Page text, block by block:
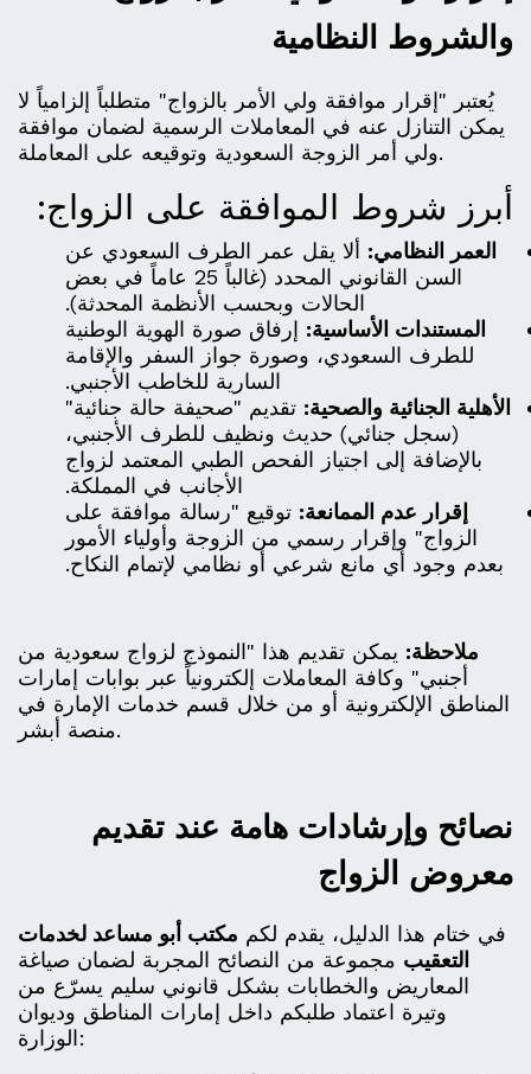
والشروط النظامية
يُعتبر "إقرار موافقة ولي الأمر بالزواج" متطلباً إلزامياً لا
يمكن التنازل عنه في المعاملات الرسمية لضمان موافقة
ولي أمر الزوجة السعودية وتوقيعه على المعاملة.
أبرز شروط الموافقة على الزواج:
العمر النظامي: ألا يقل عمر الطرف السعودي عن
السن القانوني المحدد (غالباً 25 عاماً في بعض
الحالات وبحسب الأنظمة المحدثة).
المستندات الأساسية: إرفاق صورة الهوية الوطنية
للطرف السعودي، وصورة جواز السفر والإقامة
السارية للخاطب الأجنبي.
الأهلية الجنائية والصحية: تقديم "صحيفة حالة جنائية"
(سجل جنائي) حديث ونظيف للطرف الأجنبي،
بالإضافة إلى اجتياز الفحص الطبي المعتمد لزواج
الأجانب في المملكة.
إقرار عدم الممانعة: توقيع "رسالة موافقة على
الزواج" وإقرار رسمي من الزوجة وأولياء الأمور
بعدم وجود أي مانع شرعي أو نظامي لإتمام النكاح.
ملاحظة: يمكن تقديم هذا "النموذج لزواج سعودية من
أجنبي" وكافة المعاملات إلكترونياً عبر بوابات إمارات
المناطق الإلكترونية أو من خلال قسم خدمات الإمارة في
منصة أبشر.
نصائح وإرشادات هامة عند تقديم
معروض الزواج
في ختام هذا الدليل، يقدم لكم مكتب أبو مساعد لخدمات
التعقيب مجموعة من النصائح المجربة لضمان صياغة
المعاريض والخطابات بشكل قانوني سليم يسرّع من
وتيرة اعتماد طلبكم داخل إمارات المناطق وديوان
الوزارة: